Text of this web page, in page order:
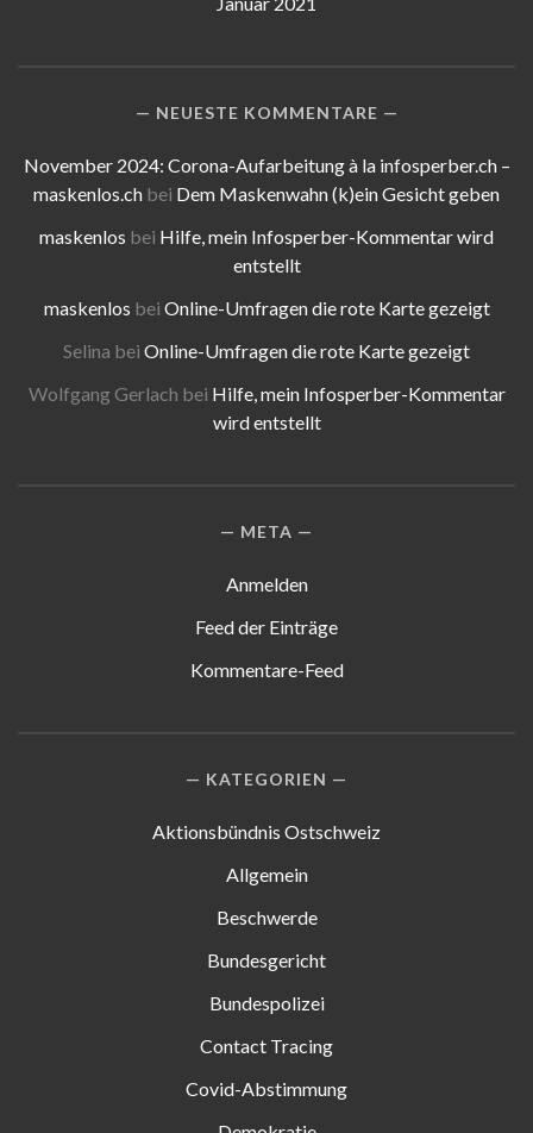
NEUESTE KOMMENTARE
November 2024: Corona-Aufarbeitung à la infosperber.ch –
maskenlos.ch bei Dem Maskenwahn (k)ein Gesicht geben
maskenlos bei Hilfe, mein Infosperber-Kommentar wird
entstellt
maskenlos bei Online-Umfragen die rote Karte gezeigt
Selina bei Online-Umfragen die rote Karte gezeigt
Wolfgang Gerlach bei Hilfe, mein Infosperber-Kommentar
wird entstellt
META
Anmelden
Feed der Einträge
Kommentare-Feed
KATEGORIEN
Aktionsbündnis Ostschweiz
Allgemein
Beschwerde
Bundesgericht
Bundespolizei
Contact Tracing
Covid-Abstimmung